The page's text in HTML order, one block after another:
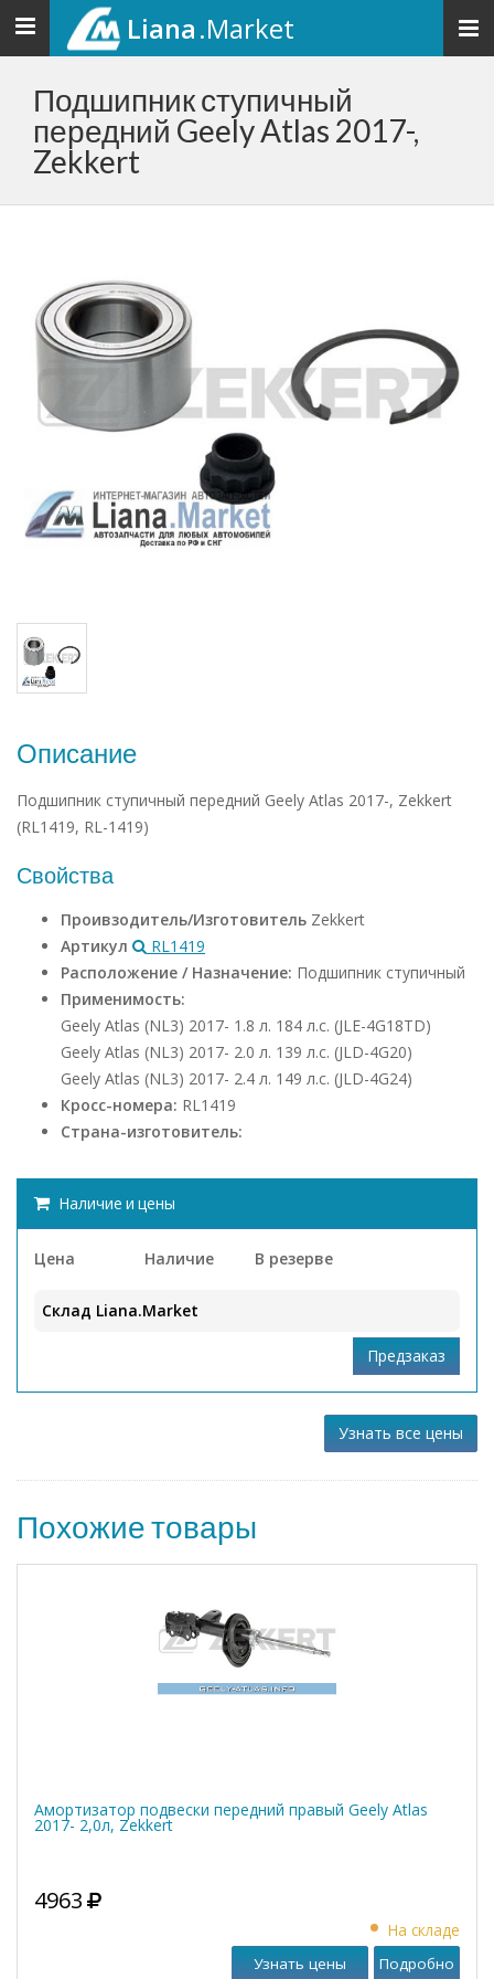
Toggle
navigation
Liana.Market
Подшипник ступичный
передний Geely Atlas 2017-,
Zekkert
Описание
Подшипник ступичный передний Geely Atlas 2017-, Zekkert
(RL1419, RL-1419)
Свойства
Проивзодитель/Изготовитель Zekkert
Артикул
RL1419
Расположение / Назначение: Подшипник ступичный
Применимость:
Geely Atlas (NL3) 2017- 1.8 л. 184 л.с. (JLE-4G18TD)
Geely Atlas (NL3) 2017- 2.0 л. 139 л.с. (JLD-4G20)
Geely Atlas (NL3) 2017- 2.4 л. 149 л.с. (JLD-4G24)
Кросс-номера: RL1419
Страна-изготовитель:
Наличие и цены
Цена Наличие В резерве
Склад Liana.Market
Узнать все цены
Похожие товары
Амортизатор подвески передний правый Geely Atlas
2017- 2,0л, Zekkert
4963
На складе
Узнать цены Подробно